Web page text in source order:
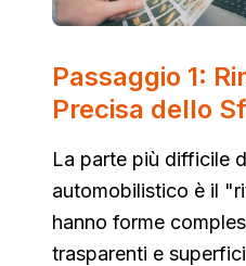
Passaggio 1:
Precisa dello
La parte più difficile
automobilistico è il
hanno forme
trasparenti e